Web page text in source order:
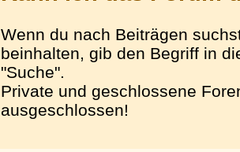
Wenn du nach Beiträgen
beinhalten, gib den Begriff in
"Suche".
Private und geschlossene
ausgeschlossen!